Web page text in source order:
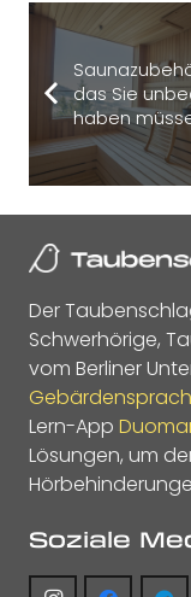
das Sie
haben
Der
Schwerhörige,
vom Berliner
Lern-App
Lösungen, um
Soziale